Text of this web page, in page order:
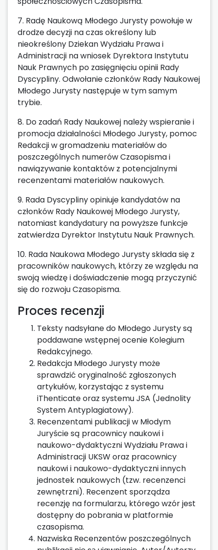
7. Radę Naukową Młodego Jurysty powołuje w
drodze decyzji na czas określony lub
nieokreślony Dziekan Wydziału Prawa i
Administracji na wniosek Dyrektora Instytutu
Nauk Prawnych po zasięgnięciu opinii Rady
Dyscypliny. Odwołanie członków Rady Naukowej
Młodego Jurysty następuje w tym samym
trybie.
8. Do zadań Rady Naukowej należy wspieranie i
promocja działalności Młodego Jurysty, pomoc
Redakcji w gromadzeniu materiałów do
poszczególnych numerów Czasopisma i
nawiązywanie kontaktów z potencjalnymi
recenzentami materiałów naukowych.
9. Rada Dyscypliny opiniuje kandydatów na
członków Rady Naukowej Młodego Jurysty,
natomiast kandydatury na powyższe funkcje
zatwierdza Dyrektor Instytutu Nauk Prawnych.
10. Rada Naukowa Młodego Jurysty składa się z
pracowników naukowych, którzy ze względu na
swoją wiedzę i doświadczenie mogą przyczynić
się do rozwoju Czasopisma.
Proces recenzji
Teksty nadsyłane do Młodego Jurysty są
poddawane wstępnej ocenie Kolegium
Redakcyjnego.
Redakcja Młodego Jurysty może
sprawdzić oryginalność zgłoszonych
artykułów, korzystając z systemu
iThenticate oraz systemu JSA (Jednolity
System Antyplagiatowy).
Recenzentami publikacji w Młodym
Juryście są pracownicy naukowi i
naukowo-dydaktyczni Wydziału Prawa i
Administracji UKSW oraz pracownicy
naukowi i naukowo-dydaktyczni innych
jednostek naukowych (tzw. recenzenci
zewnętrzni). Recenzent sporządza
recenzję na formularzu, którego wzór jest
dostępny do pobrania w platformie
czasopisma.
Nazwiska Recenzentów poszczególnych